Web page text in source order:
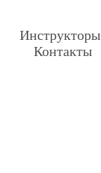
Инструкторы
Контакты